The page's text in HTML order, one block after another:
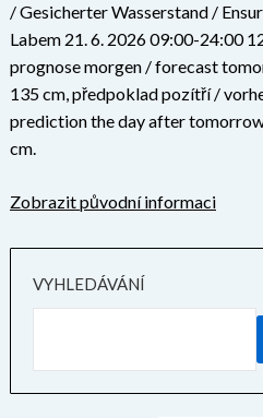
/ Gesicherter Wasserstand /
Labem 21. 6. 2026 09:00-24:00
prognose morgen / forecast
135 cm, předpoklad pozítří /
prediction the day after
cm.
Zobrazit původní informaci
VYHLEDÁVÁNÍ